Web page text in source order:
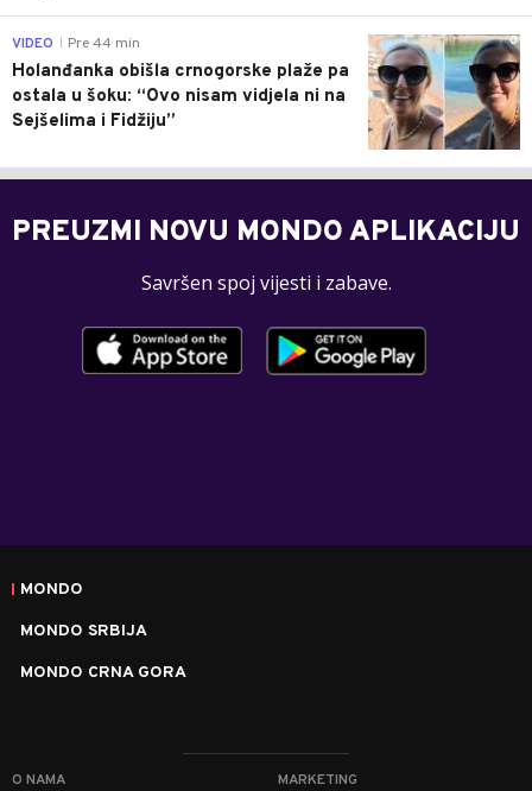
0
VIDEO Pre 44 min
Holanđanka obišla crnogorske plaže pa
ostala u šoku: “Ovo nisam vidjela ni na
Sejšelima i Fidžiju”
PREUZMI NOVU MONDO APLIKACIJU
Savršen spoj vijesti i zabave.
MONDO
MONDO SRBIJA
MONDO CRNA GORA
O NAMA MARKETING